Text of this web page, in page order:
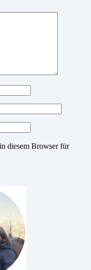
diesem Browser für